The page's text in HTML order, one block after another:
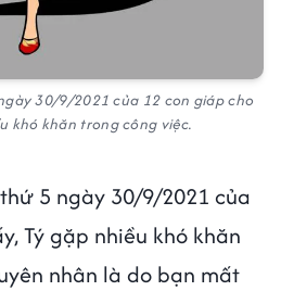
30/9/2021 của 12 con giáp cho
khó khăn trong công việc.
5 ngày 30/9/2021 của
Tý gặp nhiều khó khăn
nhân là do bạn mất